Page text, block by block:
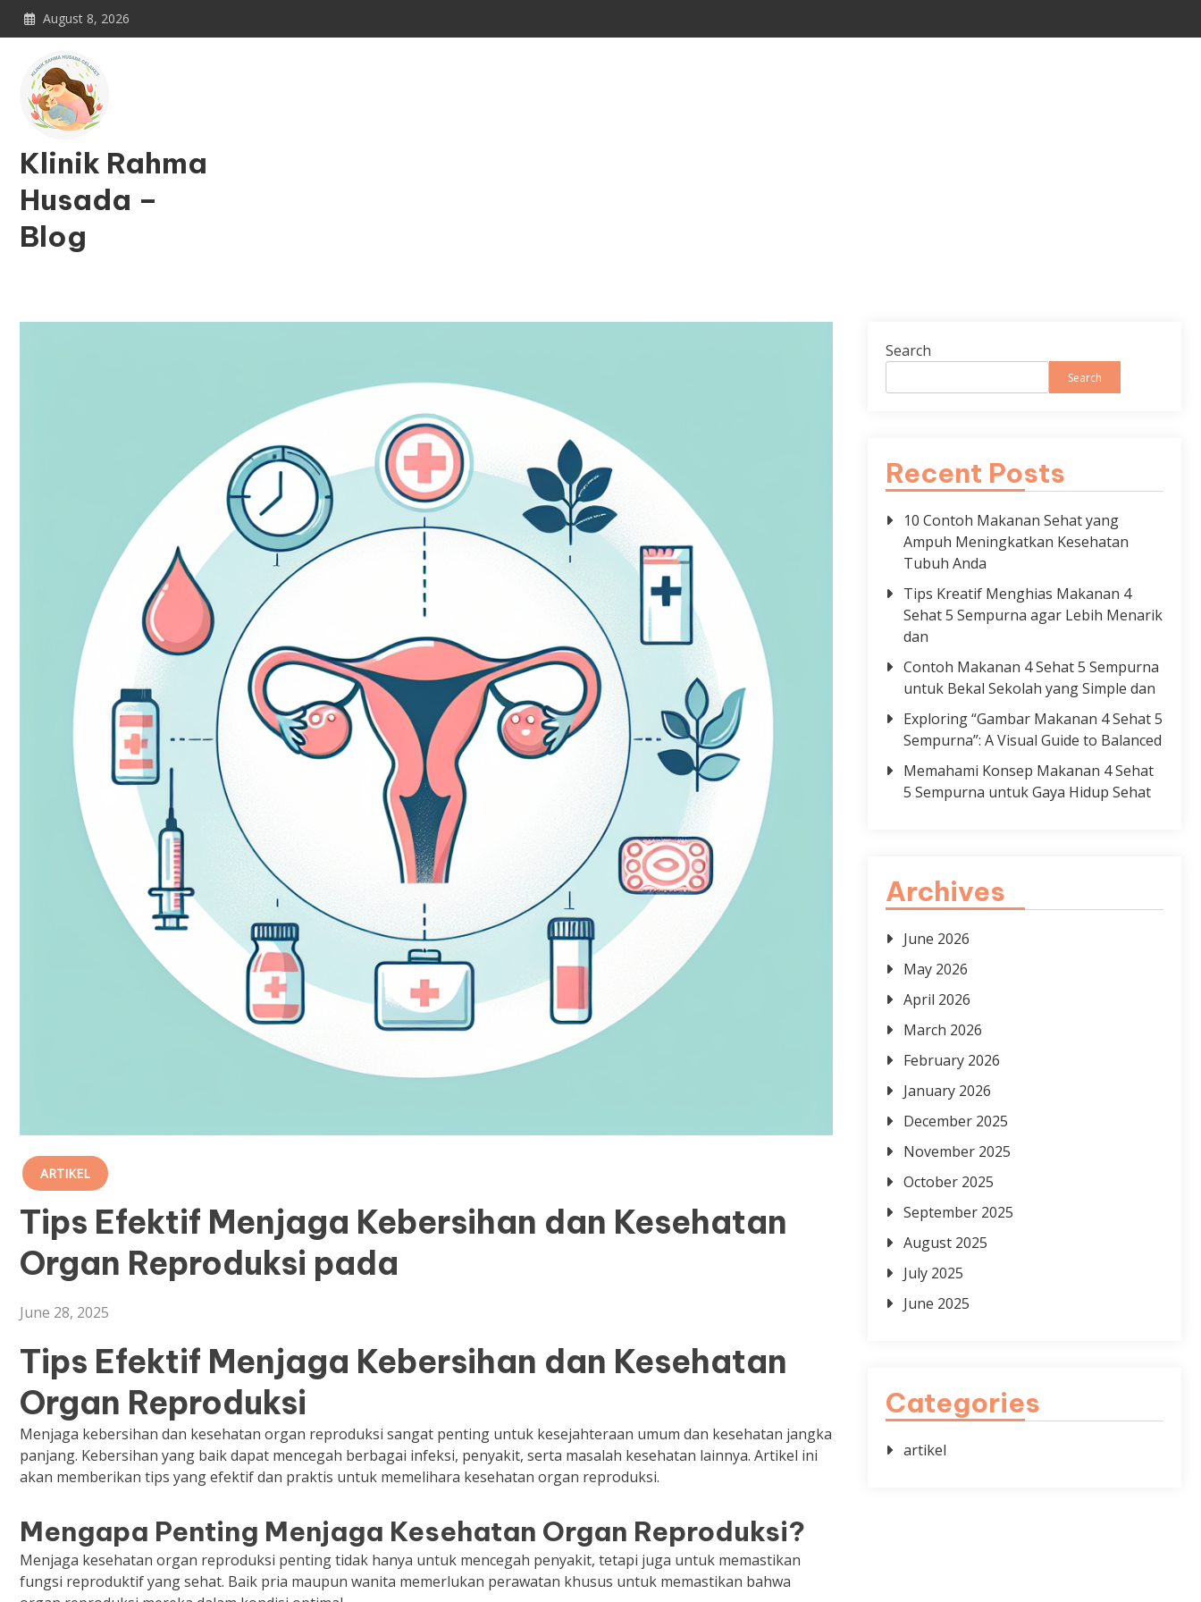
Skip
August 8, 2026
Klinik Rahma
Husada –
Blog
ARTIKEL
Tips Efektif Menjaga Kebersihan dan Kesehatan
Organ Reproduksi pada
June 28, 2025
Tips Efektif Menjaga Kebersihan dan Kesehatan
Organ Reproduksi
Menjaga kebersihan dan kesehatan organ reproduksi sangat penting untuk kesejahteraan umum dan kesehatan jangka
panjang. Kebersihan yang baik dapat mencegah berbagai infeksi, penyakit, serta masalah kesehatan lainnya. Artikel ini
akan memberikan tips yang efektif dan praktis untuk memelihara kesehatan organ reproduksi.
Mengapa Penting Menjaga Kesehatan Organ Reproduksi?
Menjaga kesehatan organ reproduksi penting tidak hanya untuk mencegah penyakit, tetapi juga untuk memastikan
fungsi reproduktif yang sehat. Baik pria maupun wanita memerlukan perawatan khusus untuk memastikan bahwa
Search
Search
Recent Posts
10 Contoh Makanan Sehat yang
Ampuh Meningkatkan Kesehatan
Tubuh Anda
Tips Kreatif Menghias Makanan 4
Sehat 5 Sempurna agar Lebih Menarik
dan
Contoh Makanan 4 Sehat 5 Sempurna
untuk Bekal Sekolah yang Simple dan
Exploring “Gambar Makanan 4 Sehat 5
Sempurna”: A Visual Guide to Balanced
Memahami Konsep Makanan 4 Sehat
5 Sempurna untuk Gaya Hidup Sehat
Archives
June 2026
May 2026
April 2026
March 2026
February 2026
January 2026
December 2025
November 2025
October 2025
September 2025
August 2025
July 2025
June 2025
Categories
artikel